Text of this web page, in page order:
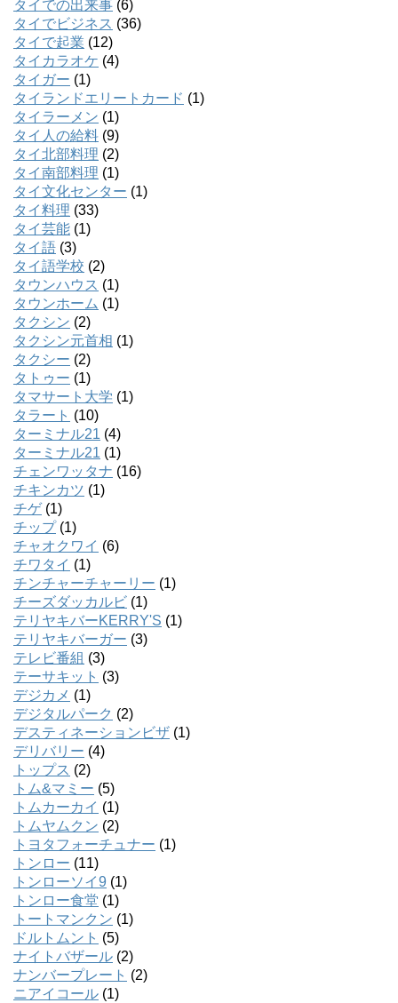
タイでの出来事 (6)
タイでビジネス (36)
タイで起業 (12)
タイカラオケ (4)
タイガー (1)
タイランドエリートカード (1)
タイラーメン (1)
タイ人の給料 (9)
タイ北部料理 (2)
タイ南部料理 (1)
タイ文化センター (1)
タイ料理 (33)
タイ芸能 (1)
タイ語 (3)
タイ語学校 (2)
タウンハウス (1)
タウンホーム (1)
タクシン (2)
タクシン元首相 (1)
タクシー (2)
タトゥー (1)
タマサート大学 (1)
タラート (10)
ターミナル21 (4)
ターミナル21 (1)
チェンワッタナ (16)
チキンカツ (1)
チゲ(1)
チップ(1)
チャオクワイ (6)
チワタイ (1)
チンチャーチャーリー (1)
チーズダッカルビ (1)
テリヤキバーKERRY'S (1)
テリヤキバーガー (3)
テレビ番組 (3)
テーサキット (3)
デジカメ (1)
デジタルパーク (2)
デスティネーションビザ (1)
デリバリー (4)
トップス (2)
トム&マミー (5)
トムカーカイ (1)
トムヤムクン (2)
トヨタフォーチュナー (1)
トンロー (11)
トンローソイ9 (1)
トンロー食堂 (1)
トートマンクン (1)
ドルトムント (5)
ナイトバザール (2)
ナンバープレート (2)
ニアイコール (1)